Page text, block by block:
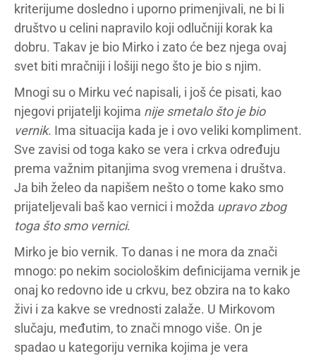
kriterijume dosledno i uporno primenjivali, ne bi li
društvo u celini napravilo koji odlučniji korak ka
dobru. Takav je bio Mirko i zato će bez njega ovaj
svet biti mračniji i lošiji nego što je bio s njim.
Mnogi su o Mirku već napisali, i još će pisati, kao
njegovi prijatelji kojima nije smetalo što je bio
vernik. Ima situacija kada je i ovo veliki kompliment.
Sve zavisi od toga kako se vera i crkva određuju
prema važnim pitanjima svog vremena i društva.
Ja bih želeo da napišem nešto o tome kako smo
prijateljevali baš kao vernici i možda upravo zbog
toga što smo vernici.
Mirko je bio vernik. To danas i ne mora da znači
mnogo: po nekim sociološkim definicijama vernik je
onaj ko redovno ide u crkvu, bez obzira na to kako
živi i za kakve se vrednosti zalaže. U Mirkovom
slučaju, međutim, to znači mnogo više. On je
spadao u kategoriju vernika kojima je vera